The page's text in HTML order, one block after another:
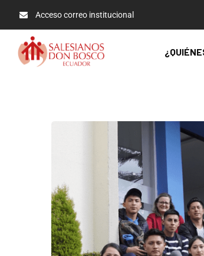
Acceso correo institucional